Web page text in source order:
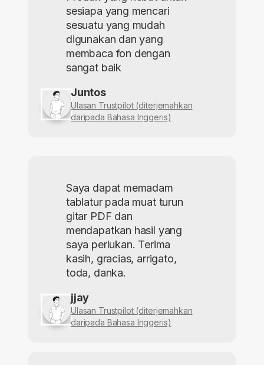
sesiapa yang mencari
sesuatu yang mudah
digunakan dan yang
membaca fon dengan
sangat baik
Juntos
Ulasan Trustpilot (diterjemahkan
daripada Bahasa Inggeris)
Saya dapat memadam
tablatur pada muat turun
gitar PDF dan
mendapatkan hasil yang
saya perlukan. Terima
kasih, gracias, arrigato,
toda, danka.
jjay
Ulasan Trustpilot (diterjemahkan
daripada Bahasa Inggeris)